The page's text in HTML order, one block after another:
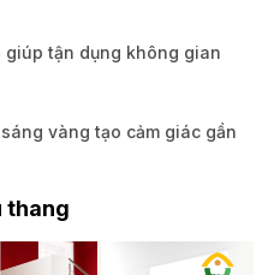
giúp tận dụng không gian
vàng tạo cảm giác gần
thang